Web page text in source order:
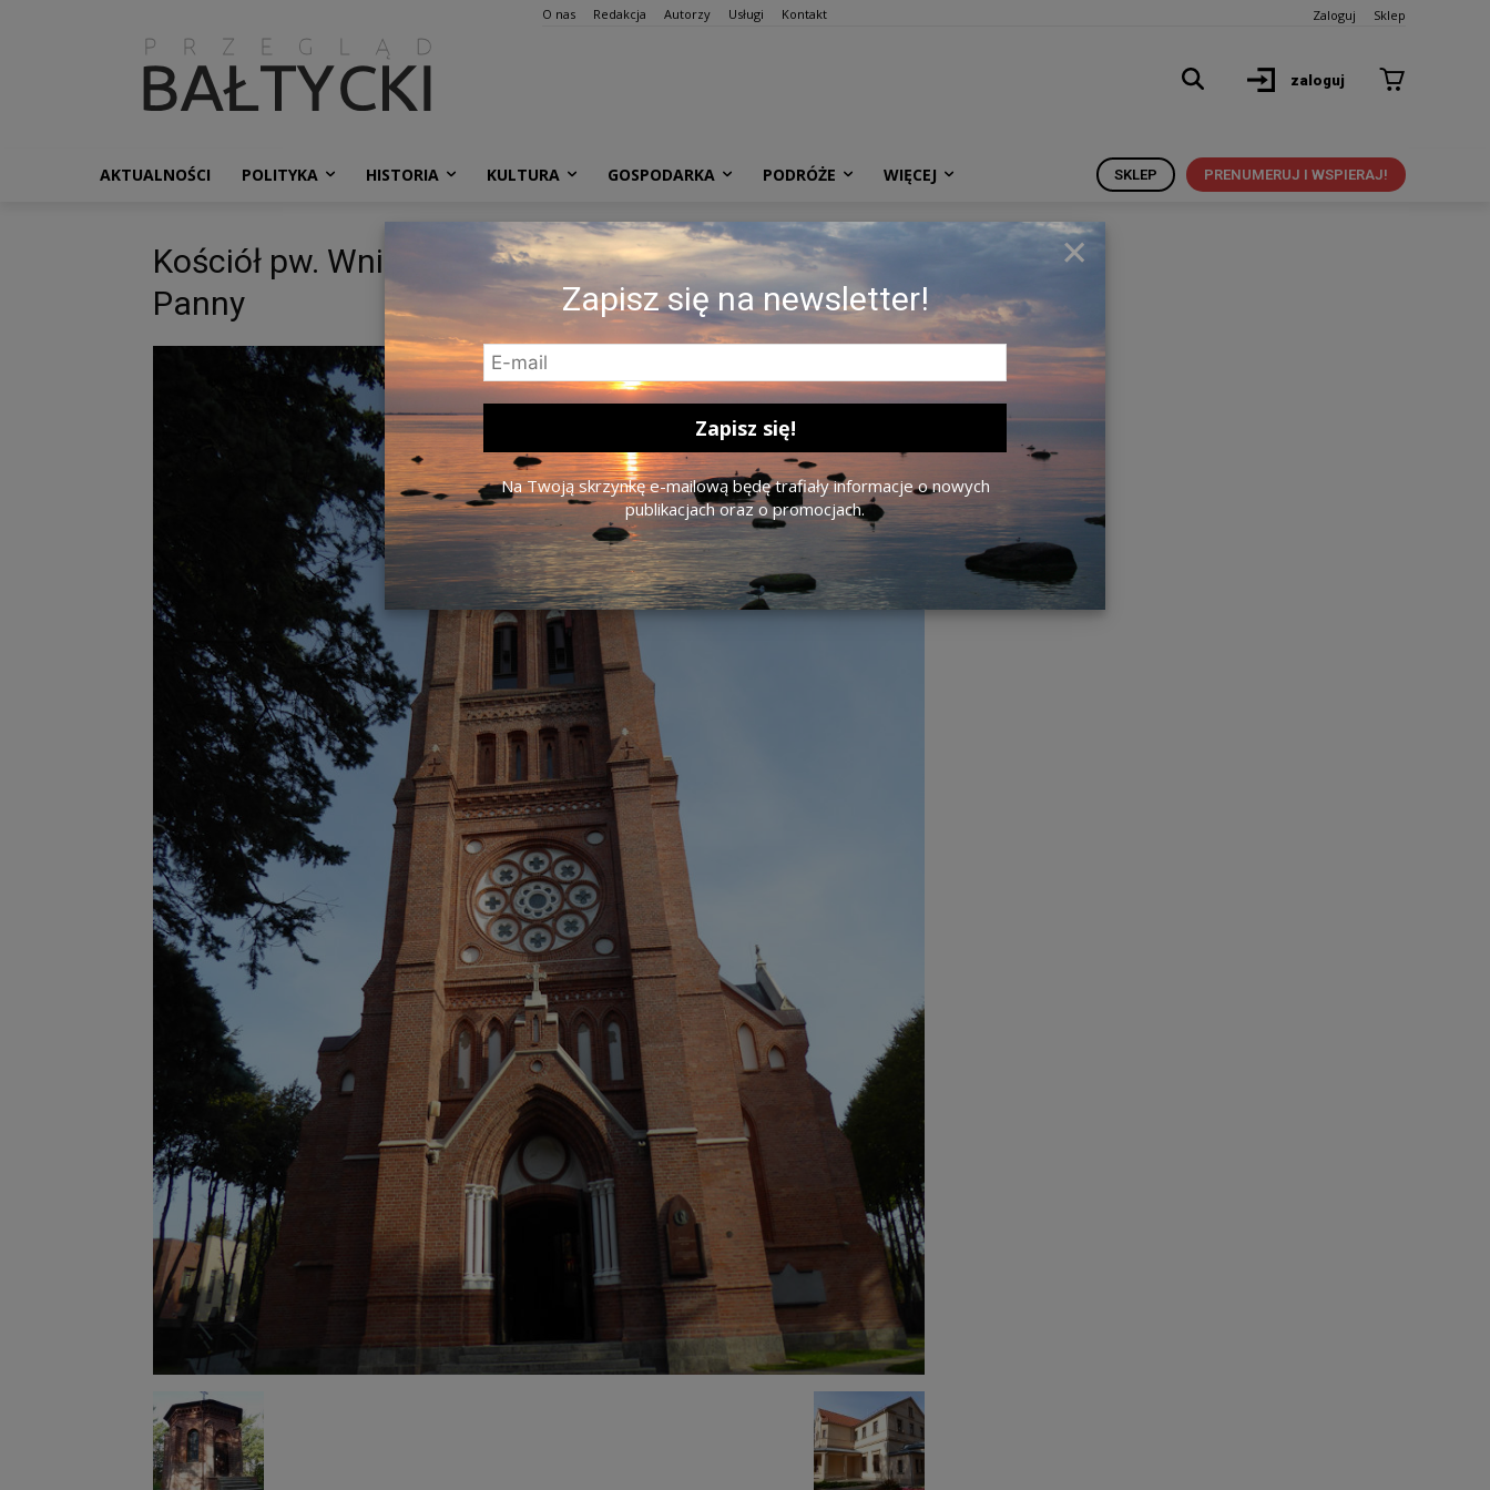
O nas Redakcja Autorzy Usługi Kontakt Zaloguj Sklep
zaloguj
AKTUALNOŚCI POLITYKA HISTORIA KULTURA GOSPODARKA PODRÓŻE WIĘCEJ PRENUMERUJ I WSPIERAJ!
SKLEP
Kościół pw. Wniebowzięcia Najświętszej Maryi
Panny
×
Zapisz się na newsletter!
Na Twoją skrzynkę e-mailową będę trafiały informacje o nowych
publikacjach oraz o promocjach.